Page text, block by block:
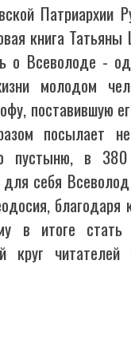
Патриархии
книга
о Всеволоде -
молодом
поставившую
посылает
пустыню, в
себя
благодаря
в итоге стать
круг